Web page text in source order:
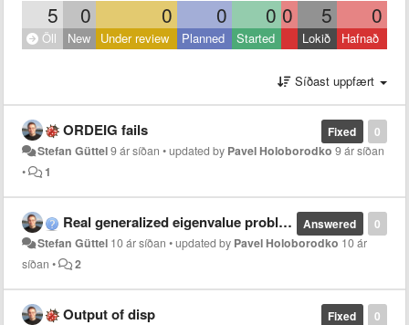
5 0 0 0 0 0 5 0
Öll New Under review Planned Started Lokið Hafnað
Síðast uppfært
0
Fixed
ORDEIG fails
Stefan Güttel9 ár síðan •updated by Pavel Holoborodko 9 ár síðan
•
1
0
Answered
Real generalized eigenvalue problem
Stefan Güttel 10 ár síðan •updated by Pavel Holoborodko 10 ár
síðan • 2
0
Fixed
Output of disp